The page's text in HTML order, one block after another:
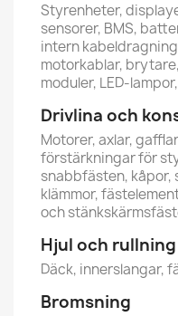
Styrenheter,
sensorer, BMS,
intern
motorkablar,
moduler, LED-
Drivlina och
Motorer, axlar,
förstärkningar för
snabbfästen,
klämmor,
och
Hjul och rullning
Däck, innerslangar,
Bromsning